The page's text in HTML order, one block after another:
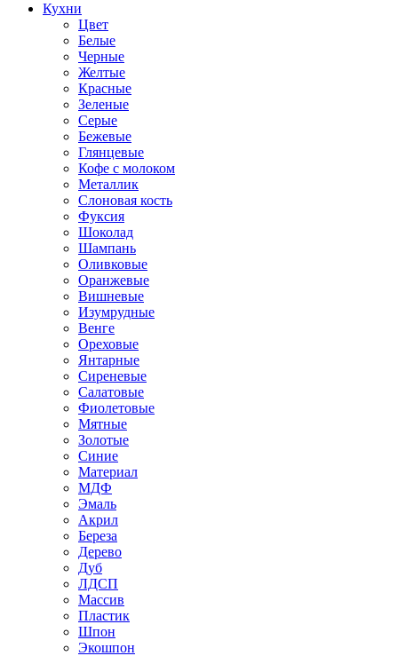
Кухни
Цвет
Белые
Черные
Желтые
Красные
Зеленые
Серые
Бежевые
Глянцевые
Кофе с молоком
Металлик
Слоновая кость
Фуксия
Шоколад
Шампань
Оливковые
Оранжевые
Вишневые
Изумрудные
Венге
Ореховые
Янтарные
Сиреневые
Салатовые
Фиолетовые
Мятные
Золотые
Синие
Материал
МДФ
Эмаль
Акрил
Береза
Дерево
Дуб
ЛДСП
Массив
Пластик
Шпон
Экошпон